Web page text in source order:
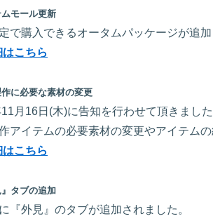
モール更新
で購入できるオータムパッケージが追
こちら
に必要な素材の変更
月16日(木)に告知を行わせて頂きまし
アイテムの必要素材の変更やアイテム
こちら
タブの追加
『外見』のタブが追加されました。